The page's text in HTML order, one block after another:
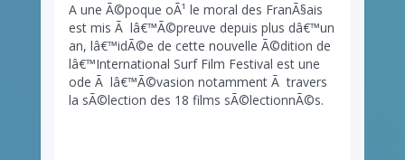
A une Ã©poque oÃ¹ le moral des FranÃ§ais
est mis Ã lâ€™Ã©preuve depuis plus dâ€™un
an, lâ€™idÃ©e de cette nouvelle Ã©dition de
lâ€™International Surf Film Festival est une
ode Ã lâ€™Ã©vasion notamment Ã travers
la sÃ©lection des 18 films sÃ©lectionnÃ©s.